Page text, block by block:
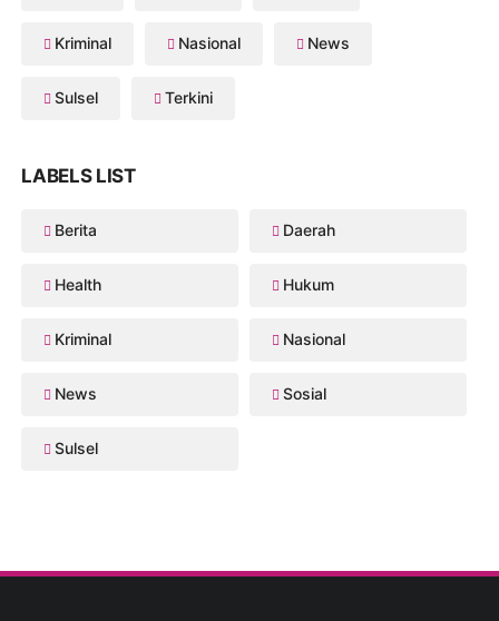
Kriminal Nasional News
Sulsel Terkini
LABELS LIST
Berita Daerah
Health Hukum
Kriminal Nasional
News Sosial
Sulsel